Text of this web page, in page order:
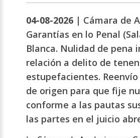
04-08-2026 | Cámara de
Garantías en lo Penal
Blanca. Nulidad de pena
relación a delito de
estupefacientes.
de origen para que fije
conforme a las pautas
las partes en el juicio